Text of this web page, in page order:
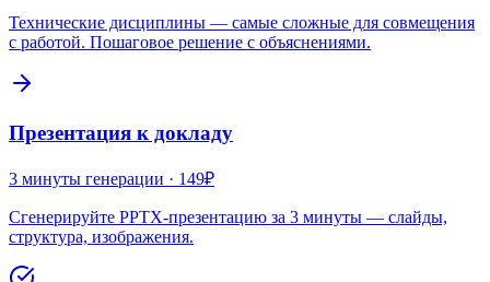
Технические дисциплины — самые сложные для совмещения
с работой. Пошаговое решение с объяснениями.
Презентация к докладу
3 минуты генерации · 149₽
Сгенерируйте PPTX-презентацию за 3 минуты — слайды,
структура, изображения.